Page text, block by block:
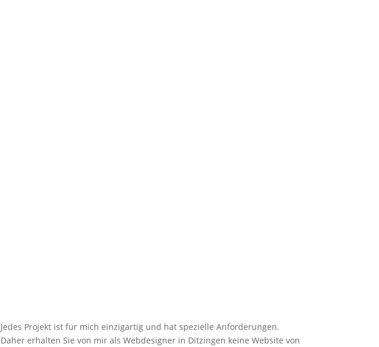
Jedes Projekt ist für mich einzigartig und hat spezielle Anforderungen.
Daher erhalten Sie von mir als Webdesigner in Ditzingen keine Website von